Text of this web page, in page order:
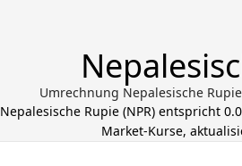
Umrechnung Nepalesische
Nepalesische Rupie (NPR) entspricht
Market-Kurse,